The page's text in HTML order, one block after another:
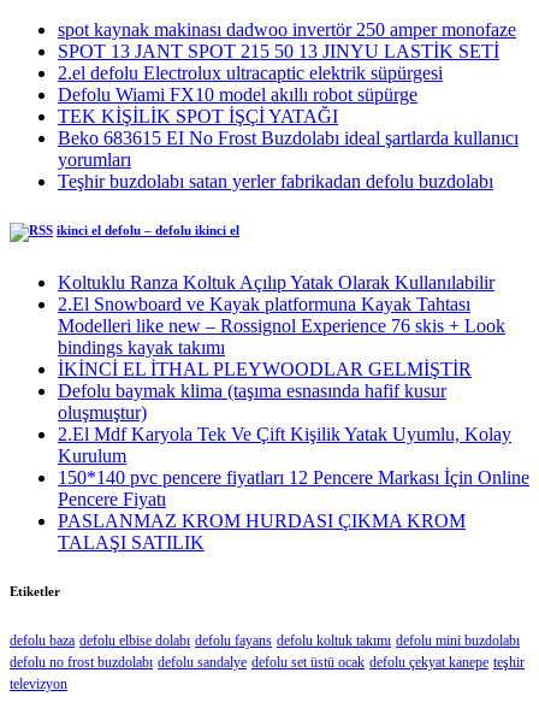
spot kaynak makinası dadwoo invertör 250 amper monofaze
SPOT 13 JANT SPOT 215 50 13 JINYU LASTİK SETİ
2.el defolu Electrolux ultracaptic elektrik süpürgesi
Defolu Wiami FX10 model akıllı robot süpürge
TEK KİŞİLİK SPOT İŞÇİ YATAĞI
Beko 683615 EI No Frost Buzdolabı ideal şartlarda kullanıcı
yorumları
Teşhir buzdolabı satan yerler fabrikadan defolu buzdolabı
ikinci el defolu – defolu ikinci el
Koltuklu Ranza Koltuk Açılıp Yatak Olarak Kullanılabilir
2.El Snowboard ve Kayak platformuna Kayak Tahtası
Modelleri like new – Rossignol Experience 76 skis + Look
bindings kayak takımı
İKİNCİ EL İTHAL PLEYWOODLAR GELMİŞTİR
Defolu baymak klima (taşıma esnasında hafif kusur
oluşmuştur)
2.El Mdf Karyola Tek Ve Çift Kişilik Yatak Uyumlu, Kolay
Kurulum
150*140 pvc pencere fiyatları 12 Pencere Markası İçin Online
Pencere Fiyatı
PASLANMAZ KROM HURDASI ÇIKMA KROM
TALAŞI SATILIK
Etiketler
defolu baza defolu elbise dolabı defolu fayans defolu koltuk takımı defolu mini buzdolabı
defolu no frost buzdolabı defolu sandalye defolu set üstü ocak defolu çekyat kanepe teşhir
televizyon